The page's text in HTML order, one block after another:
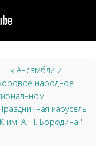
« Ансамбли и
народное
карусель
А. П. Бородина "